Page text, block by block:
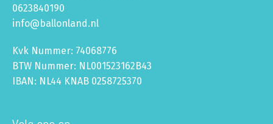
0623840190
info@ballonland.nl
Kvk Nummer: 74068776
BTW Nummer: NL001523162B43
IBAN: NL44 KNAB 0258725370